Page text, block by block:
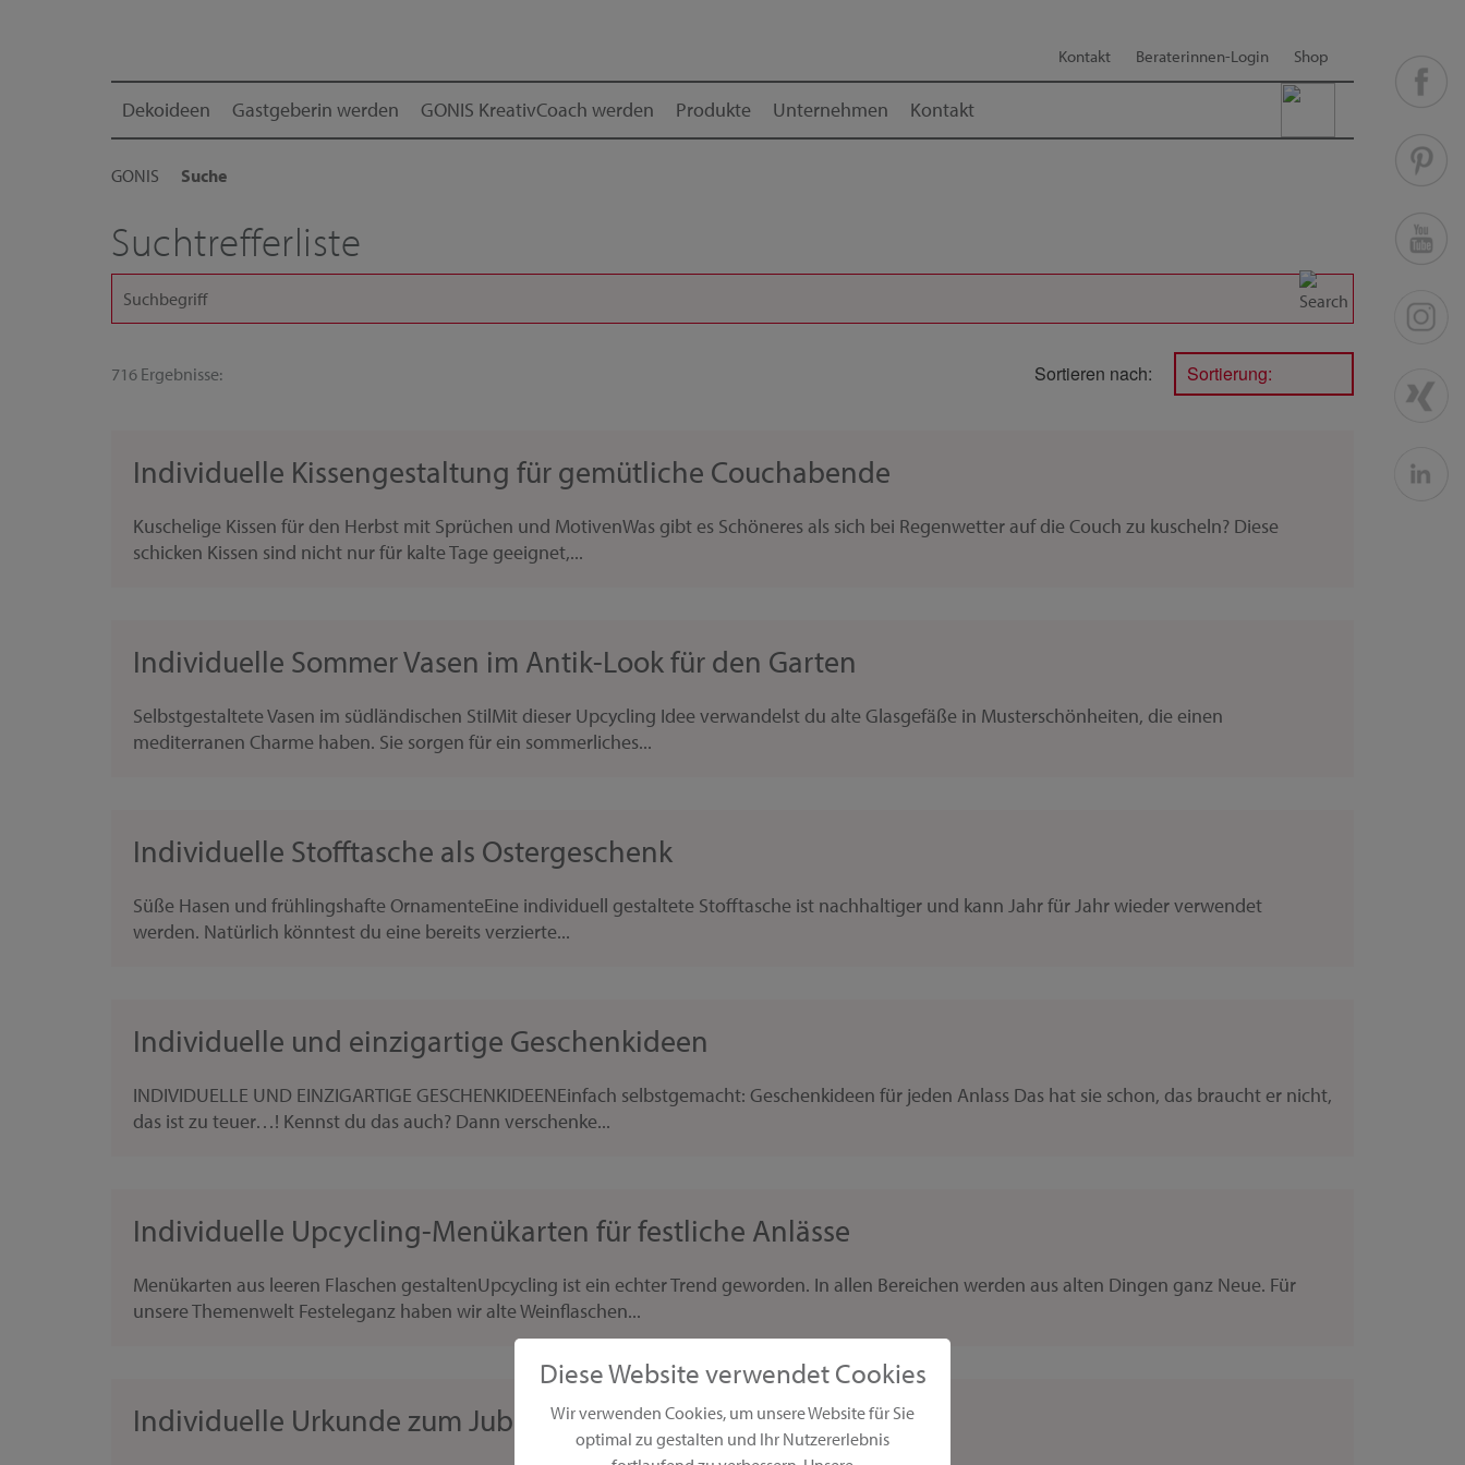
Diese Website verwendet Cookies
Wir verwenden Cookies, um unsere Website für Sie
optimal zu gestalten und Ihr Nutzererlebnis
Kontakt Beraterinnen-Login Shop
Dekoideen Gastgeberin werden GONIS KreativCoach werden Produkte Unternehmen Kontakt
GONIS Suche
Suchtrefferliste
716 Ergebnisse: Sortieren nach: Sortierung:
Individuelle Kissengestaltung für gemütliche Couchabende
Kuschelige Kissen für den Herbst mit Sprüchen und MotivenWas gibt es Schöneres als sich bei Regenwetter auf die Couch zu kuscheln? Diese
schicken Kissen sind nicht nur für kalte Tage geeignet,...
Individuelle Sommer Vasen im Antik-Look für den Garten
Selbstgestaltete Vasen im südländischen StilMit dieser Upcycling Idee verwandelst du alte Glasgefäße in Musterschönheiten, die einen
mediterranen Charme haben. Sie sorgen für ein sommerliches...
Individuelle Stofftasche als Ostergeschenk
Süße Hasen und frühlingshafte OrnamenteEine individuell gestaltete Stofftasche ist nachhaltiger und kann Jahr für Jahr wieder verwendet
werden. Natürlich könntest du eine bereits verzierte...
Individuelle und einzigartige Geschenkideen
INDIVIDUELLE UND EINZIGARTIGE GESCHENKIDEENEinfach selbstgemacht: Geschenkideen für jeden Anlass Das hat sie schon, das braucht er nicht,
das ist zu teuer…! Kennst du das auch? Dann verschenke...
Individuelle Upcycling-Menükarten für festliche Anlässe
Menükarten aus leeren Flaschen gestaltenUpcycling ist ein echter Trend geworden. In allen Bereichen werden aus alten Dingen ganz Neue. Für
unsere Themenwelt Festeleganz haben wir alte Weinflaschen...
Individuelle Urkunde zum Jubiläum gestalten